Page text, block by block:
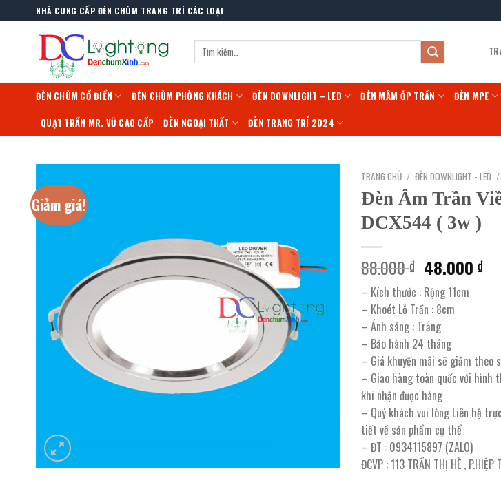
to
NHÀ CUNG CẤP ĐÈN CHÙM TRANG TRÍ CÁC LOẠI
Tìm
kiếm:
ĐÈN CHÙM CỔ ĐIỂN ĐÈN CHÙM PHÒNG KHÁCH ĐÈN DOWNLIGHT – LED ĐÈN MÂM ỐP TRẦN ĐÈN MPE
QUẠT TRẦN MR. VŨ CAO CẤP ĐÈN NGOẠI THẤT ĐÈN TRANG TRÍ 2024
Giảm giá!
TRANG CHỦ / ĐÈN DOWNLIGHT - LED /
Đèn Âm Trần
DCX544 ( 3w )
88.000₫ Giá
gốc
là:
88.000 ₫.
48.000₫Giá
– Kích thước : Rộng 11cm
– Khoét Lỗ Trần : 8cm
– Ánh sáng : Trắng
– Bảo hành 24 tháng
– Giá khuyến mãi sẽ giảm theo
– Giao hàng toàn quốc với hình
khi nhận được hàng
– Quý khách vui lòng Liên hệ
tiết về sản phẩm cụ thể
– ĐT : 0934115897 (ZALO)
ĐCVP : 113 TRẦN THỊ HÈ , P.HIỆP